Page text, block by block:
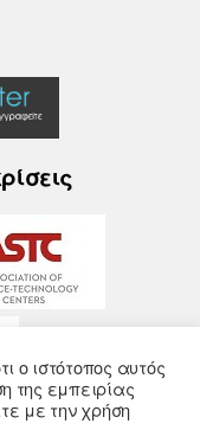
ιστότοπος αυτός
της εμπειρίας
με την χρήση